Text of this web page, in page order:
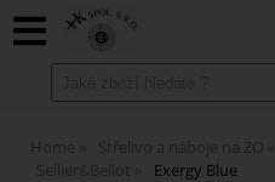
Home Střelivo a náboje na ZO
Sellier&Bellot
Exergy Blue